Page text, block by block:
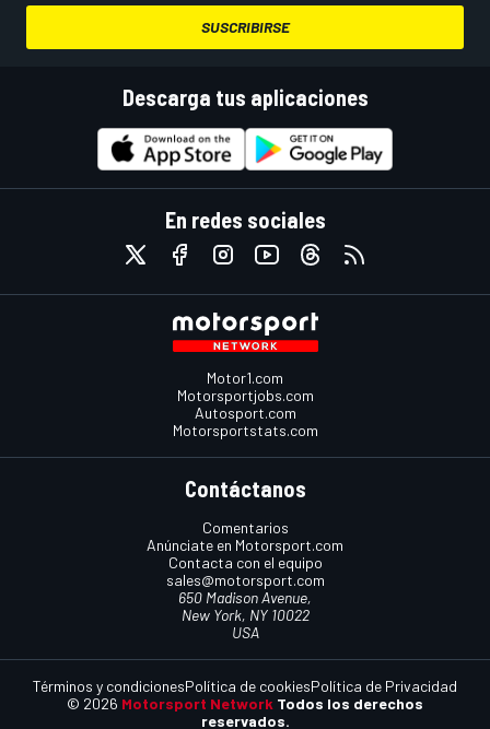
SUSCRIBIRSE
Descarga tus aplicaciones
En redes sociales
Motor1.com
Motorsportjobs.com
Autosport.com
Motorsportstats.com
Contáctanos
Comentarios
Anúnciate en Motorsport.com
Contacta con el equipo
sales@motorsport.com
650 Madison Avenue,
New York, NY 10022
USA
© 2026 Motorsport Network Todos los derechos
reservados.
Términos y condicionesPolítica de cookiesPolítica de Privacidad